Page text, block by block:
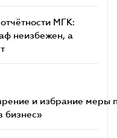
МГК:
неизбежен, а
и избрание меры
бизнес»